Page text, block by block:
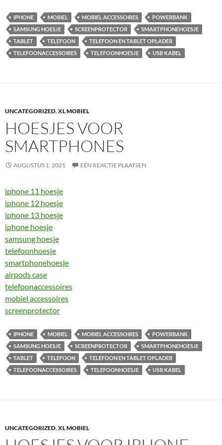
IPHONE MOBIEL MOBIEL ACCESSOIRES
POWERBANK
SAMSUNG HOESJE
SCREENPROTECTOR
SMARTPHONEHOESJE
TABLET
TELEFOON
TELEFOON EN TABLET OPLADER
TELEFOONACCESSOIRES
TELEFOONHOESJE USB KABEL
UNCATEGORIZED,XL MOBIEL
HOESJES VOOR
SMARTPHONES
AUGUSTUS 1, 2021 EEN REACTIE PLAATSEN
iphone 11 hoesje
iphone 12 hoesje
iphone 13 hoesje
iphone hoesje
samsung hoesje
telefoonhoesje
smartphonehoesje
airpods case
telefoonaccessoires
mobiel accessoires
screenprotector
IPHONE MOBIEL MOBIEL ACCESSOIRES
POWERBANK
SAMSUNG HOESJE
SCREENPROTECTOR
SMARTPHONEHOESJE
TABLET
TELEFOON
TELEFOON EN TABLET OPLADER
TELEFOONACCESSOIRES
TELEFOONHOESJE USB KABEL
UNCATEGORIZED,XL MOBIEL